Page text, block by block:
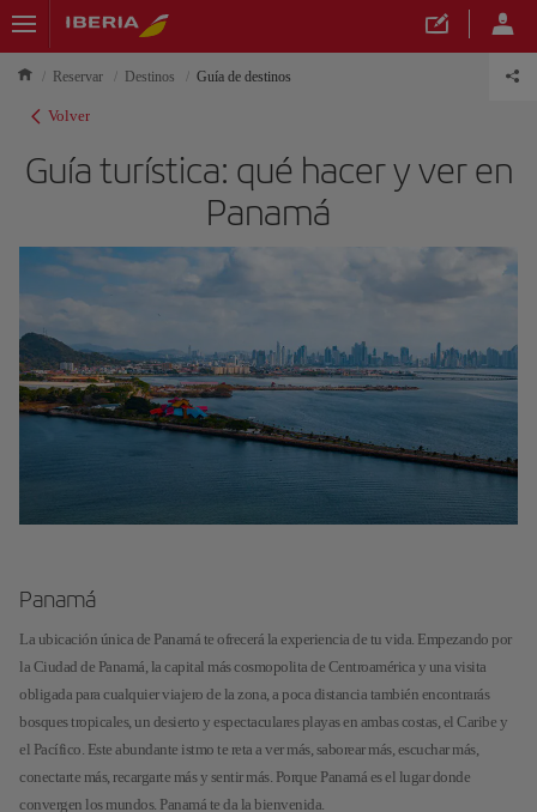
Reservar Destinos Guía de destinos
Volver
Guía turística: qué hacer y ver en
Panamá
Panamá
La ubicación única de Panamá te ofrecerá la experiencia de tu vida. Empezando por
la Ciudad de Panamá, la capital más cosmopolita de Centroamérica y una visita
obligada para cualquier viajero de la zona, a poca distancia también encontrarás
bosques tropicales, un desierto y espectaculares playas en ambas costas, el Caribe y
el Pacífico. Este abundante istmo te reta a ver más, saborear más, escuchar más,
conectarte más, recargarte más y sentir más. Porque Panamá es el lugar donde
convergen los mundos. Panamá te da la bienvenida.